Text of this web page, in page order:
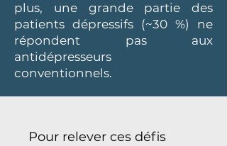
plus, une grande partie des
patients dépressifs (~30 %) ne
répondent pas aux
antidépresseurs
conventionnels.
Pour relever ces défis